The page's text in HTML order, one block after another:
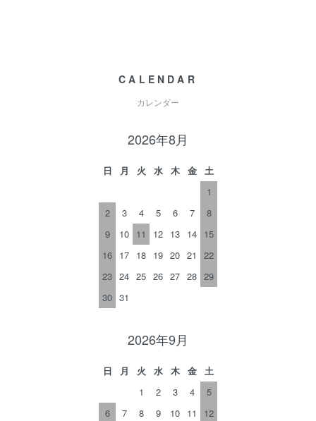
CALENDAR
カレンダー
2026年8月
日 月 火 水 木 金
土
1
2
3 4 5 6 7
8
9
10 11 12 13 14 15
16 17 18 19 20 21
22
23 24 25 26 27 28 29
30 31
2026年9月
日 月 火 水 木 金
土
1
2 3 4
5
6
7 8 9 10 11
12